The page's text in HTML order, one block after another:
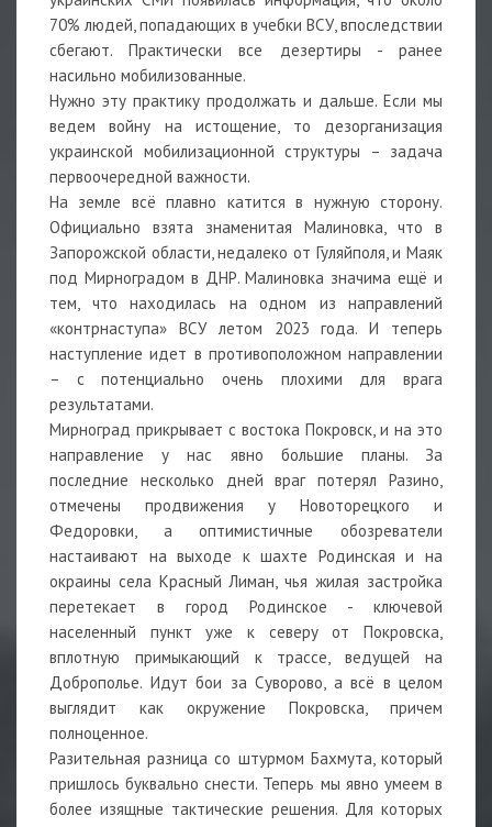
70% людей, попадающих в учебки ВСУ, впоследствии
сбегают. Практически все дезертиры - ранее
насильно мобилизованные.
Нужно эту практику продолжать и дальше. Если мы
ведем войну на истощение, то дезорганизация
украинской мобилизационной структуры – задача
первоочередной важности.
На земле всё плавно катится в нужную сторону.
Официально взята знаменитая Малиновка, что в
Запорожской области, недалеко от Гуляйполя, и Маяк
под Мирноградом в ДНР. Малиновка значима ещё и
тем, что находилась на одном из направлений
«контрнаступа» ВСУ летом 2023 года. И теперь
наступление идет в противоположном направлении
– с потенциально очень плохими для врага
результатами.
Мирноград прикрывает с востока Покровск, и на это
направление у нас явно большие планы. За
последние несколько дней враг потерял Разино,
отмечены продвижения у Новоторецкого и
Федоровки, а оптимистичные обозреватели
настаивают на выходе к шахте Родинская и на
окраины села Красный Лиман, чья жилая застройка
перетекает в город Родинское - ключевой
населенный пункт уже к северу от Покровска,
вплотную примыкающий к трассе, ведущей на
Доброполье. Идут бои за Суворово, а всё в целом
выглядит как окружение Покровска, причем
полноценное.
Разительная разница со штурмом Бахмута, который
пришлось буквально снести. Теперь мы явно умеем в
более изящные тактические решения. Для которых